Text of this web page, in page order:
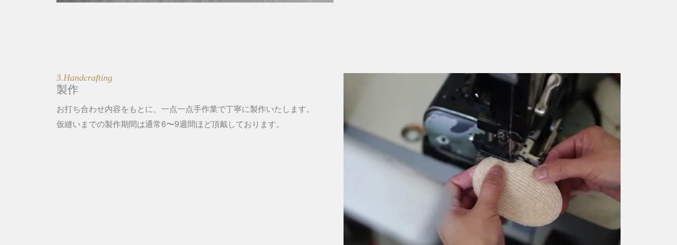
3.Handcrafting
製作
お打ち合わせ内容をもとに、一点一点手作業で丁寧に製作いたします。
仮縫いまでの製作期間は通常6〜9週間ほど頂戴しております。